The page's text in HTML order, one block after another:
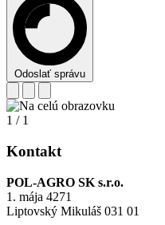
Odoslať správu
1 / 1
Kontakt
POL-AGRO SK s.r.o.
1. mája 4271
Liptovský Mikuláš 031 01